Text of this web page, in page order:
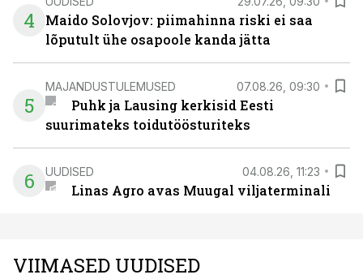
4
Maido Solovjov: piimahinna riski ei saa
lõputult ühe osapoole kanda jätta
5
MAJANDUSTULEMUSED 07.08.26, 09:30
Puhk ja Lausing kerkisid Eesti
suurimateks toidutöösturiteks
6 UUDISED 04.08.26, 11:23
Linas Agro avas Muugal viljaterminali
VIIMASED UUDISED